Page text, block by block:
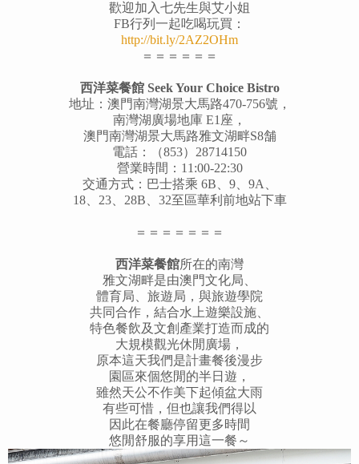
歡迎加入七先生與艾小姐
FB行列一起吃喝玩買：
http://bit.ly/2AZ2OHm
＝＝＝＝＝＝
西洋菜餐館 Seek Your Choice Bistro
地址：澳門南灣湖景大馬路470-756號，
南灣湖廣場地庫 E1座，
澳門南灣湖景大馬路雅文湖畔S8舗
電話：（853）28714150
營業時間：11:00-22:30
交通方式：巴士搭乘 6B、9、9A、
18、23、28B、32至區華利前地站下車
＝＝＝＝＝＝＝
西洋菜餐館所在的南灣
雅文湖畔是由澳門文化局、
體育局、旅遊局，與旅遊學院
共同合作，結合水上遊樂設施、
特色餐飲及文創產業打造而成的
大規模觀光休閒廣場，
原本這天我們是計畫餐後漫步
園區來個悠閒的半日遊，
雖然天公不作美下起傾盆大雨
有些可惜，但也讓我們得以
因此在餐廳停留更多時間
悠閒舒服的享用這一餐～